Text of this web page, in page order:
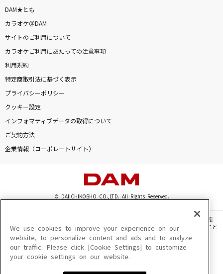
DAM★とも
カラオケ＠DAM
サイトのご利用について
カラオケご利用にあたっての注意事項
利用規約
特定商取引法に基づく表示
プライバシーポリシー
クッキー設定
インフォマティブデータの取得について
ご契約方法
企業情報（コーポレートサイト）
© DAIICHIKOSHO CO.,LTD. All Rights Reserved.
このサイトに掲載されている一切の文章・画像・写真・動画・音声等を、手段や形態
を問わず、著作権法の定める範囲を超えて無断で複製、転載、ファイル化などすること
を禁じます。
楽曲及びコンテンツは、機種によりご利用いただけない場合があります。
楽曲及びコンテンツの配信日、配信内容が変更になる場合があります。
We use cookies to improve your experience on our
website, to personalize content and ads and to analyze
our traffic. Please click [Cookie Settings] to customize
your cookie settings on our website.